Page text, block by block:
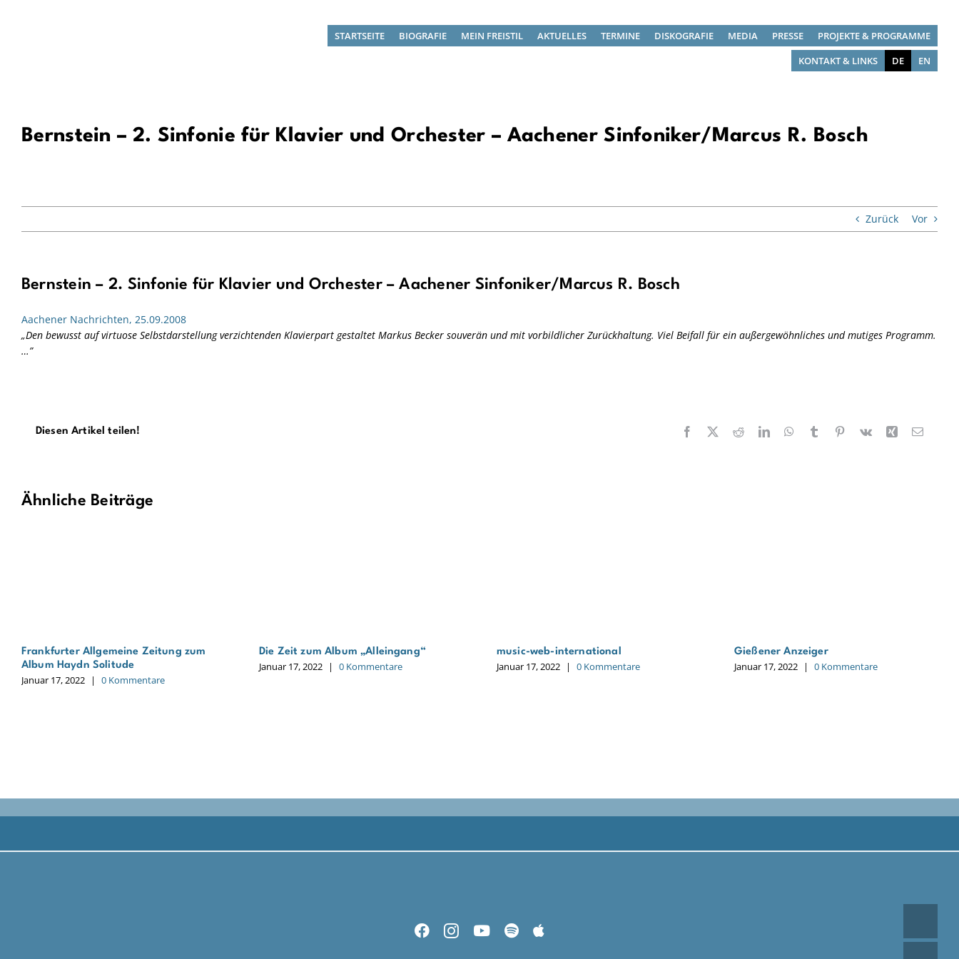
STARTSEITE BIOGRAFIE MEIN FREISTIL AKTUELLES TERMINE DISKOGRAFIE MEDIA PRESSE
PROJEKTE & PROGRAMME
KONTAKT & LINKS
DE EN
Bernstein – 2. Sinfonie für Klavier und Orchester – Aachener Sinfoniker/Marcus R. Bosch
Zurück Vor
Bernstein – 2. Sinfonie für Klavier und Orchester – Aachener Sinfoniker/Marcus R. Bosch
Aachener Nachrichten, 25.09.2008
„Den bewusst auf virtuose Selbstdarstellung verzichtenden Klavierpart gestaltet Markus Becker souverän und mit vorbildlicher Zurückhaltung. Viel Beifall für ein außergewöhnliches und mutiges Programm.
…”
Diesen Artikel teilen! Facebook RedditLinkedInWhatsApp
Tumblr Pinterest
Vk Xing E-
Ähnliche Beiträge
Frankfurter Allgemeine Zeitung zum
Album Haydn Solitude
Januar 17, 2022 | 0 Kommentare
Die Zeit zum Album „Alleingang“
Januar 17, 2022 | 0 Kommentare
music-web-international
Januar 17, 2022 | 0 Kommentare
Gießener Anzeiger
Januar 17, 2022 | 0 Kommentare